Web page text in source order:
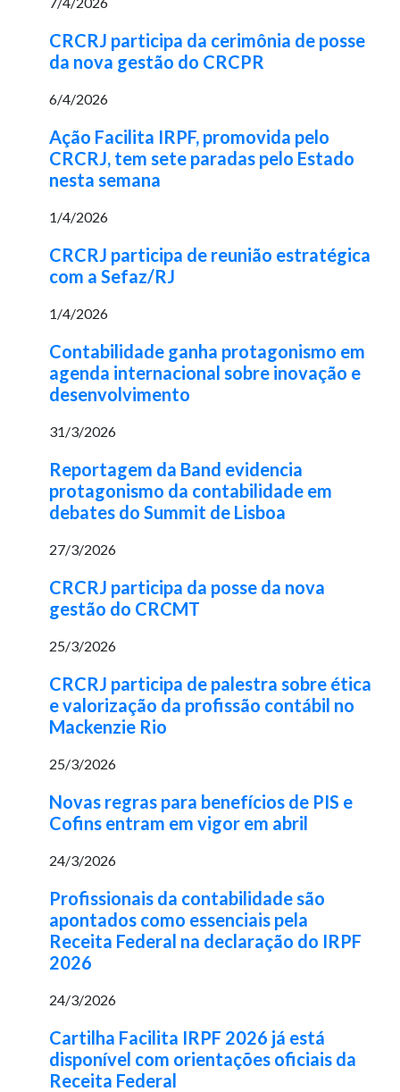
CRCRJ participa da cerimônia de posse
da nova gestão do CRCPR
6/4/2026
Ação Facilita IRPF, promovida pelo
CRCRJ, tem sete paradas pelo Estado
nesta semana
1/4/2026
CRCRJ participa de reunião estratégica
com a Sefaz/RJ
1/4/2026
Contabilidade ganha protagonismo em
agenda internacional sobre inovação e
desenvolvimento
31/3/2026
Reportagem da Band evidencia
protagonismo da contabilidade em
debates do Summit de Lisboa
27/3/2026
CRCRJ participa da posse da nova
gestão do CRCMT
25/3/2026
CRCRJ participa de palestra sobre ética
e valorização da profissão contábil no
Mackenzie Rio
25/3/2026
Novas regras para benefícios de PIS e
Cofins entram em vigor em abril
24/3/2026
Profissionais da contabilidade são
apontados como essenciais pela
Receita Federal na declaração do IRPF
2026
24/3/2026
Cartilha Facilita IRPF 2026 já está
disponível com orientações oficiais da
Receita Federal